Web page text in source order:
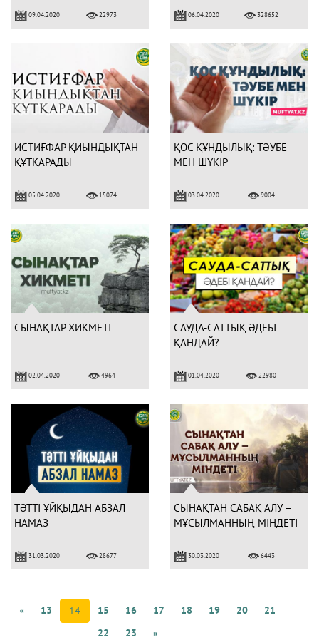
09.04.2020 22973 06.04.2020 328652
ИСТИҒФАР ҚИЫНДЫҚТАН
ҚҰТҚАРАДЫ
05.04.2020 15074
ҚОС ҚҰНДЫЛЫҚ: ТӘУБЕ
МЕН ШҮКІР
03.04.2020 9004
СЫНАҚТАР ХИКМЕТІ
02.04.2020 4964
САУДА-САТТЫҚ ӘДЕБІ
ҚАНДАЙ?
01.04.2020 22980
ТӘТТІ ҰЙҚЫДАН АБЗАЛ
НАМАЗ
31.03.2020 28677
СЫНАҚТАН САБАҚ АЛУ –
МҰСЫЛМАННЫҢ МІНДЕТІ
30.03.2020 6443
« 13 14 15 16 17 18 19 20
21
22
23 »